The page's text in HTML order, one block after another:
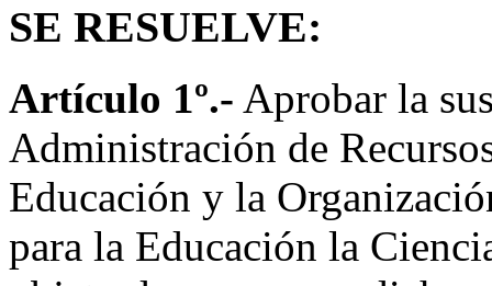
SE RESUELVE:
Artículo 1º.- Aprobar la
Administración de
Educación y la
para la Educación la